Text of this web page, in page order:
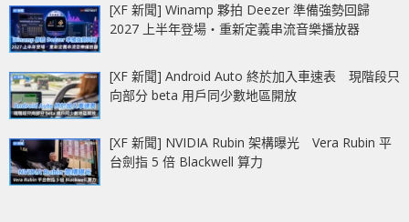
[XF 新聞] Winamp 夥拍 Deezer 準備強勢回歸
2027 上半年登場‧重新定義串流音樂播放器
[XF 新聞] Android Auto 終於加入車速表 現階段只
向部分 beta 用戶同少數地區開放
[XF 新聞] NVIDIA Rubin 架構曝光 Vera Rubin 平
台劍指 5 倍 Blackwell 算力